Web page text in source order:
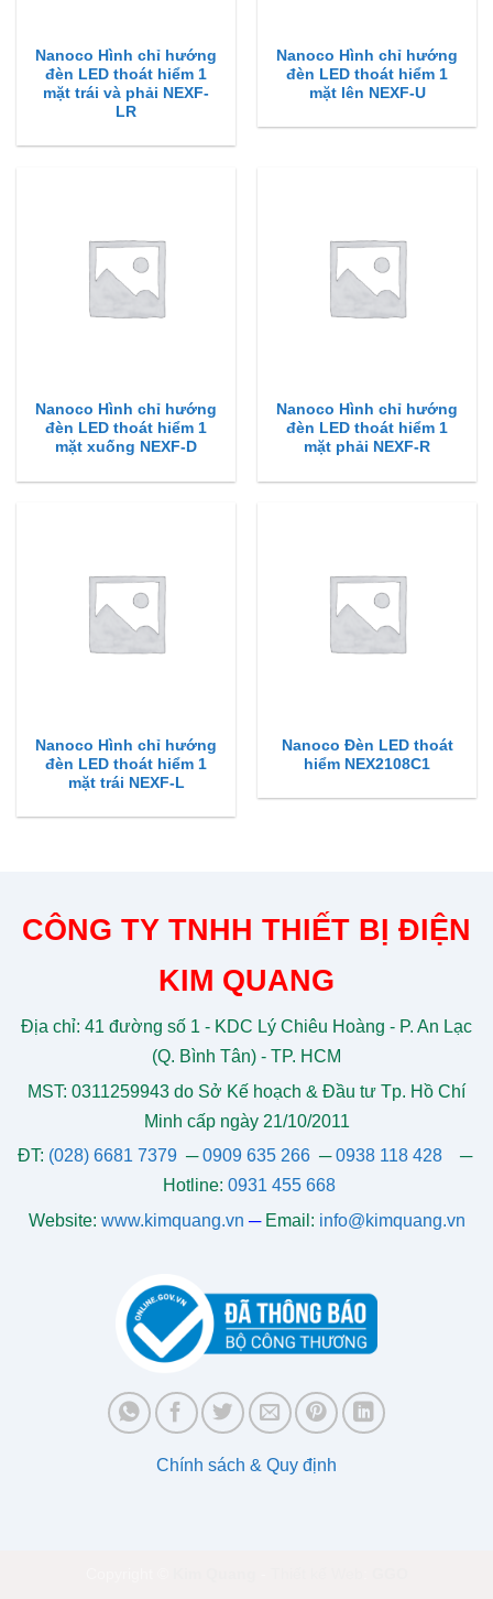
Nanoco Hình chỉ hướng
đèn LED thoát hiểm 1
mặt trái và phải NEXF-
LR
Nanoco Hình chỉ hướng
đèn LED thoát hiểm 1
mặt lên NEXF-U
Nanoco Hình chỉ hướng
đèn LED thoát hiểm 1
mặt xuống NEXF-D
Nanoco Hình chỉ hướng
đèn LED thoát hiểm 1
mặt phải NEXF-R
Nanoco Hình chỉ hướng
đèn LED thoát hiểm 1
mặt trái NEXF-L
Nanoco Đèn LED thoát
hiểm NEX2108C1
CÔNG TY TNHH THIẾT BỊ ĐIỆN
KIM QUANG
Địa chỉ: 41 đường số 1 - KDC Lý Chiêu Hoàng - P. An Lạc
(Q. Bình Tân) - TP. HCM
MST: 0311259943 do Sở Kế hoạch & Đầu tư Tp. Hồ Chí
Minh cấp ngày 21/10/2011
ĐT: (028) 6681 7379 ─0909 635 266─0938 118 428─
Hotline: 0931 455 668
Website: www.kimquang.vn ─ Email: info@kimquang.vn
Chính sách & Quy định